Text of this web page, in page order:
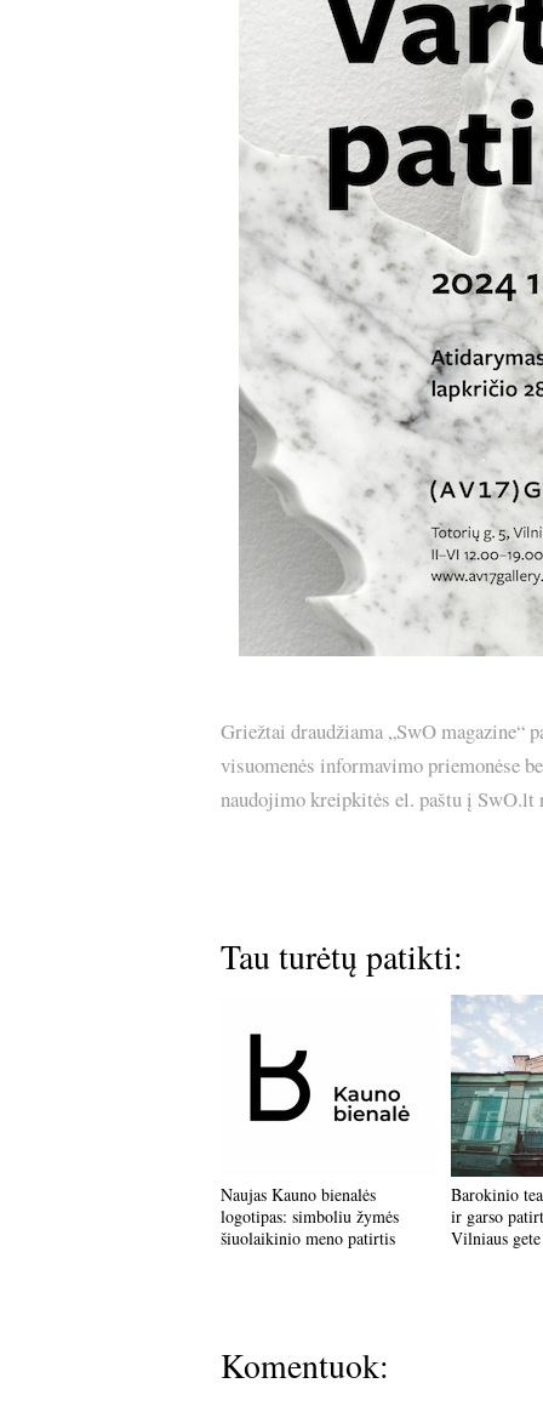
Griežtai draudžiama „SwO magazine“
visuomenės informavimo priemonėse
naudojimo kreipkitės el. paštu į
Tau turėtų patikti:
Naujas Kauno bienalės
logotipas: simboliu žymės
šiuolaikinio meno patirtis
Barokinio
ir garso
Vilniaus gete
Komentuok: